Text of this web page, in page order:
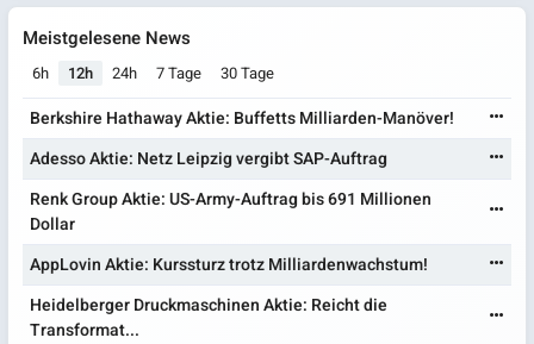
Meistgelesene News
6h 12h 24h 7 Tage 30 Tage
Berkshire Hathaway Aktie: Buffetts Milliarden-Manöver!
Adesso Aktie: Netz Leipzig vergibt SAP-Auftrag
Renk Group Aktie: US-Army-Auftrag bis 691 Millionen
Dollar
AppLovin Aktie: Kurssturz trotz Milliardenwachstum!
Heidelberger Druckmaschinen Aktie: Reicht die
Transformat...